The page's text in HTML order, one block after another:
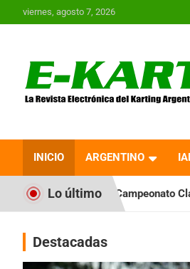
al
viernes, agosto 7, 2026
Revista
Karting en
INICIO ARGENTINO
Lo último
el Campeonato Clausura
Destacadas